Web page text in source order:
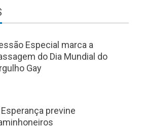
Especial marca a
do Dia Mundial do
Gay
Esperança previne